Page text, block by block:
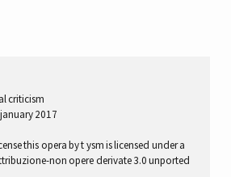
criticism
2017
this opera by t ysm is licensed under a
non opere derivate 3.0 unported